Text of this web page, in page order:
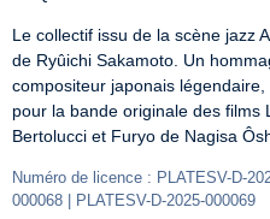
Le collectif issu de la scène jazz
de Ryûichi Sakamoto. Un
compositeur japonais
pour la bande originale des
Bertolucci et Furyo de Nagisa
Numéro de licence : PLATESV-D-
000068 | PLATESV-D-2025-000069